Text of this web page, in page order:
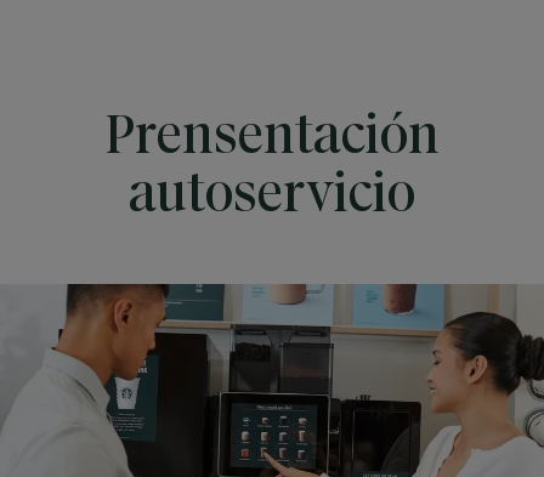
Prensentación
autoservicio